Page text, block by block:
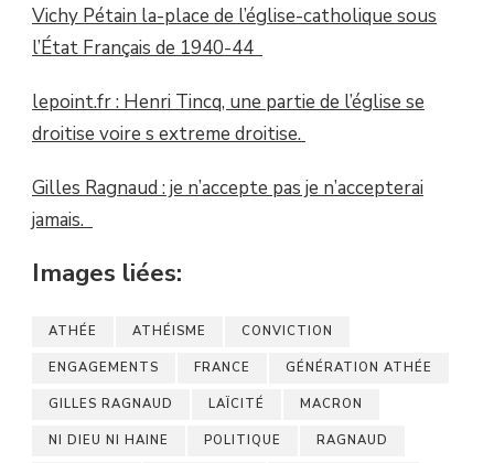
Vichy Pétain la-place de l’église-catholique sous
l’État Français de 1940-44
lepoint.fr : Henri Tincq, une partie de l’église se
droitise voire s extreme droitise.
Gilles Ragnaud : je n’accepte pas je n’accepterai
jamais.
Images liées:
ATHÉE ATHÉISME CONVICTION
ENGAGEMENTS FRANCE GÉNÉRATION ATHÉE
GILLES RAGNAUD LAÏCITÉ MACRON
NI DIEU NI HAINE POLITIQUE RAGNAUD